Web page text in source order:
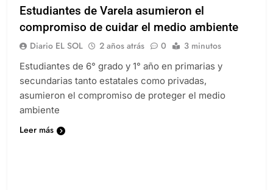
Estudiantes de Varela asumieron el
compromiso de cuidar el medio ambiente
Diario EL SOL 2 años atrás 0 3 minutos
Estudiantes de 6° grado y 1° año en primarias y
secundarias tanto estatales como privadas,
asumieron el compromiso de proteger el medio
ambiente
Leer más